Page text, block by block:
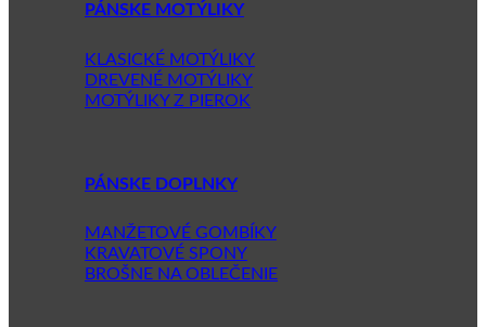
PÁNSKE MOTÝLIKY
KLASICKÉ MOTÝLIKY
DREVENÉ MOTÝLIKY
MOTÝLIKY Z PIEROK
PÁNSKE DOPLNKY
MANŽETOVÉ GOMBÍKY
KRAVATOVÉ SPONY
BROŠNE NA OBLEČENIE